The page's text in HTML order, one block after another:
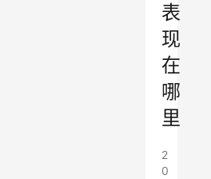
表
现
在
哪
里
2
0